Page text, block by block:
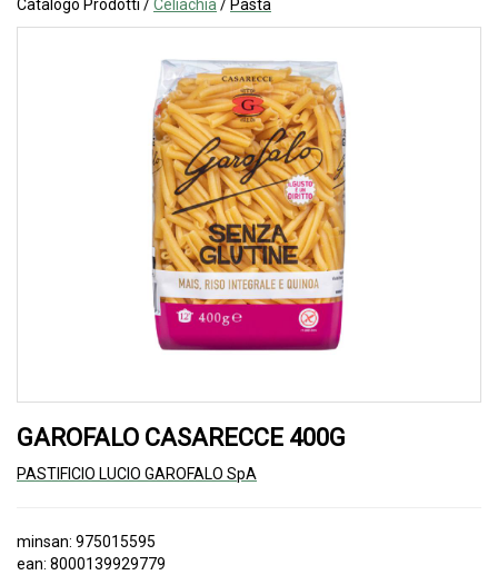
Catalogo Prodotti /Celiachia / Pasta
GAROFALO CASARECCE 400G
PASTIFICIO LUCIO GAROFALO SpA
minsan: 975015595
ean: 8000139929779